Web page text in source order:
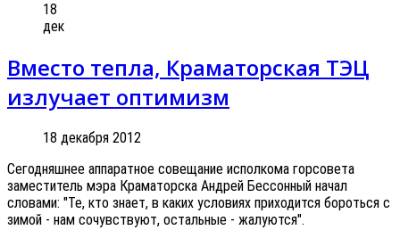
18
дек
Вместо тепла, Краматорская ТЭЦ
излучает оптимизм
18 декабря 2012
Сегодняшнее аппаратное совещание исполкома горсовета
заместитель мэра Краматорска Андрей Бессонный начал
словами: "Те, кто знает, в каких условиях приходится бороться с
зимой - нам сочувствуют, остальные - жалуются".